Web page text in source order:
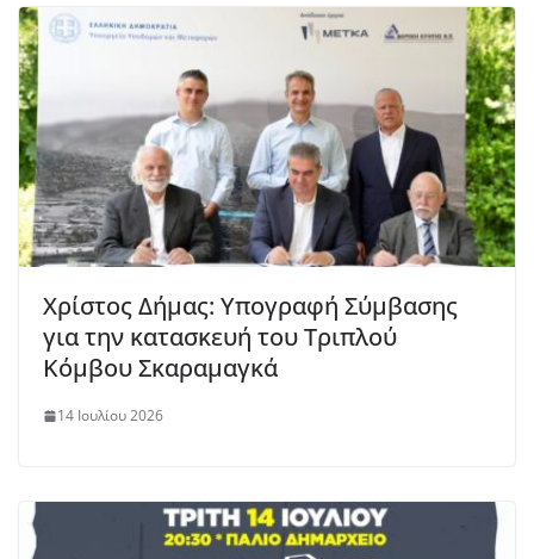
Χρίστος Δήμας: Υπογραφή Σύμβασης
για την κατασκευή του Τριπλού
Κόμβου Σκαραμαγκά
14 Ιουλίου 2026